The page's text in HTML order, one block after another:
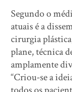
Segundo o
atuais é a
cirurgia
plane, técnica
amplamente
“Criou-se a